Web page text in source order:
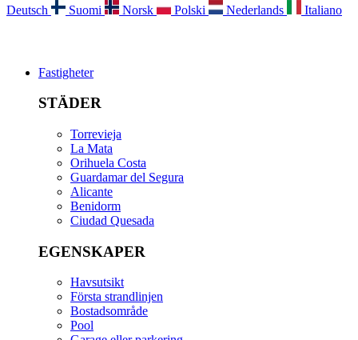
Deutsch
Suomi Norsk Polski Nederlands Italiano
Fastigheter
STÄDER
Torrevieja
La Mata
Orihuela Costa
Guardamar del Segura
Alicante
Benidorm
Ciudad Quesada
EGENSKAPER
Havsutsikt
Första strandlinjen
Bostadsområde
Pool